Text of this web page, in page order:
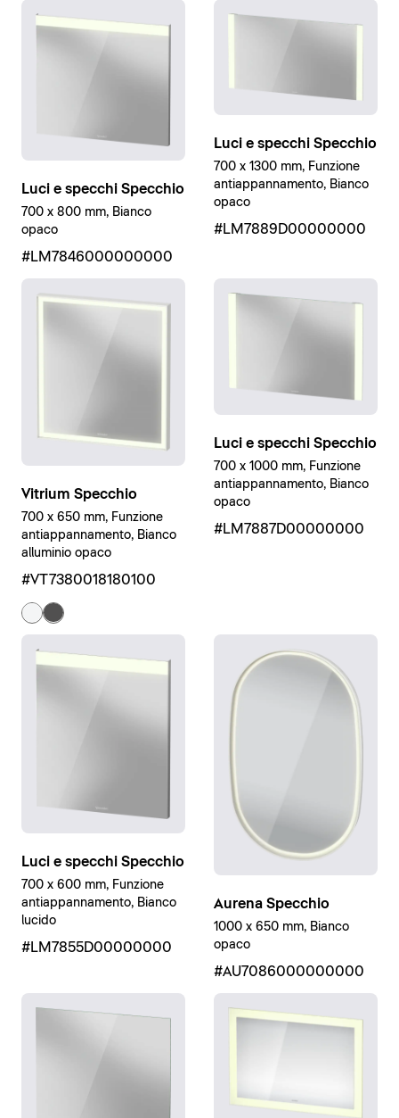
Luci e specchi Specchio
700 x 800 mm, Bianco
opaco
#LM7846000000000
Luci e specchi Specchio
700 x 1300 mm, Funzione
antiappannamento, Bianco
opaco
#LM7889D00000000
Vitrium Specchio
700 x 650 mm, Funzione
antiappannamento, Bianco
alluminio opaco
#VT7380018180100
Luci e specchi Specchio
700 x 1000 mm, Funzione
antiappannamento, Bianco
opaco
#LM7887D00000000
Luci e specchi Specchio
700 x 600 mm, Funzione
antiappannamento, Bianco
lucido
#LM7855D00000000
Aurena Specchio
1000 x 650 mm, Bianco
opaco
#AU7086000000000